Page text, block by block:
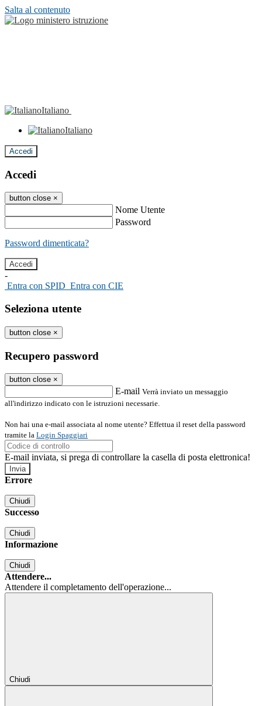
Salta al contenuto
Italiano
Italiano
Accedi
Accedi
button close ×
Nome Utente
Password
Password dimenticata?
-
Entra con SPID Entra con CIE
Seleziona utente
button close ×
Recupero password
button close ×
E-mail Verrà inviato un messaggio
all'indirizzo indicato con le istruzioni necessarie.
Non hai una e-mail associata al nome utente? Effettua il reset della password
tramite la Login Spaggiari
E-mail inviata, si prega di controllare la casella di posta elettronica!
Errore
Chiudi
Successo
Chiudi
Informazione
Chiudi
Attendere...
Attendere il completamento dell'operazione...
Chiudi